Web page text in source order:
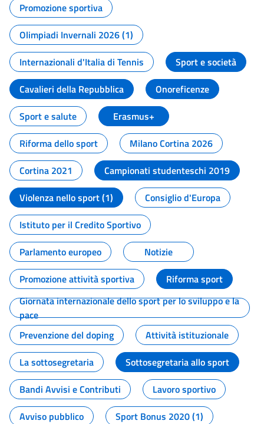
Promozione sportiva
Olimpiadi Invernali 2026 (1)
Internazionali d'Italia di Tennis
Sport e società
Cavalieri della Repubblica
Onoreficenze
Sport e salute
Erasmus+
Riforma dello sport
Milano Cortina 2026
Cortina 2021
Campionati studenteschi 2019
Violenza nello sport (1)
Consiglio d'Europa
Istituto per il Credito Sportivo
Parlamento europeo
Notizie
Promozione attività sportiva
Riforma sport
Giornata internazionale dello sport per lo sviluppo e la
pace
Prevenzione del doping
Attività istituzionale
La sottosegretaria
Sottosegretaria allo sport
Bandi Avvisi e Contributi
Lavoro sportivo
Avviso pubblico
Sport Bonus 2020 (1)